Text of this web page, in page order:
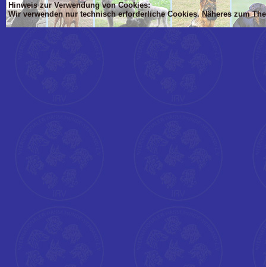
Hinweis zur Verwendung von Cookies:
Wir verwenden nur technisch erforderliche Cookies. Näheres zum
'Dim mlTIT, mlBOD, mlVON, mlsTIT, mlAN, mlsBOD